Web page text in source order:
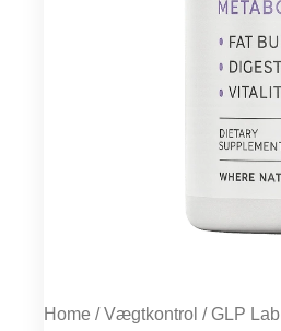
Home /Vægtkontrol / GLP Lab